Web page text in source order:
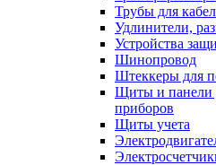
Трубы для
Удлинители,
Устройства
Шинопровод
Штеккеры для
Щиты и панели
приборов
Щиты учета